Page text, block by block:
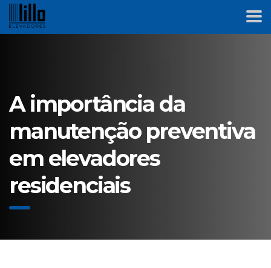
A importância da
manutenção preventiva
em elevadores
residenciais